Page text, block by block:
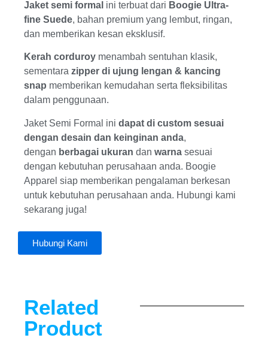
Jaket semi formal ini terbuat dari Boogie Ultra-
fine Suede, bahan premium yang lembut, ringan,
dan memberikan kesan eksklusif.
Kerah corduroy menambah sentuhan klasik,
sementara zipper di ujung lengan & kancing
snap memberikan kemudahan serta fleksibilitas
dalam penggunaan.
Jaket Semi Formal ini dapat di custom sesuai
dengan desain dan keinginan anda,
dengan berbagai ukuran dan warna sesuai
dengan kebutuhan perusahaan anda. Boogie
Apparel siap memberikan pengalaman berkesan
untuk kebutuhan perusahaan anda. Hubungi kami
sekarang juga!
Hubungi Kami
Related
Product